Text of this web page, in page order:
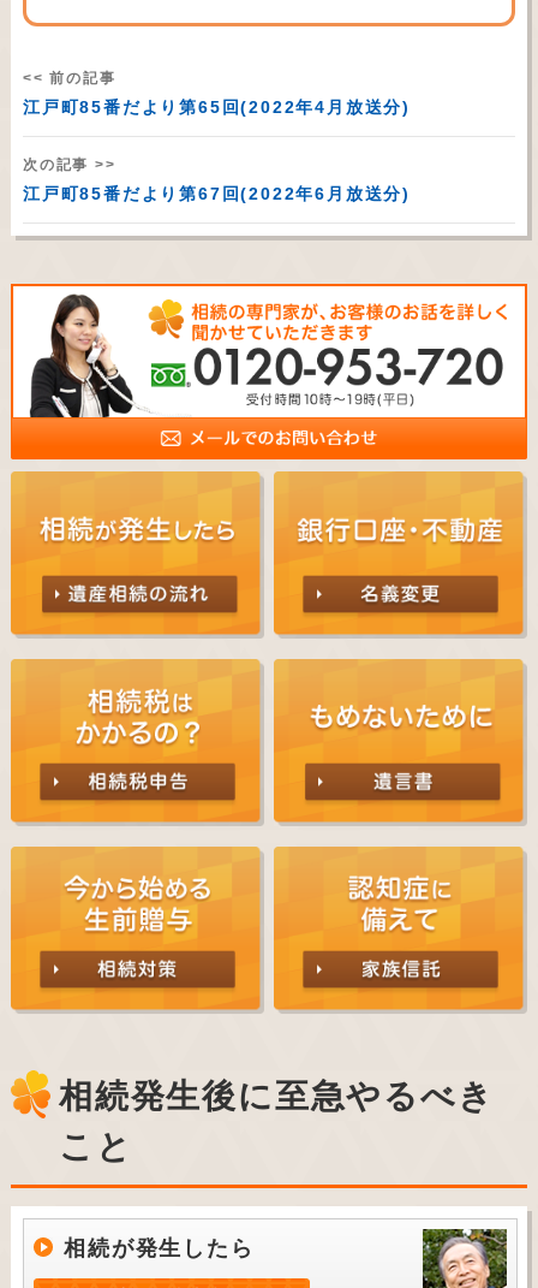
<< 前の記事
江戸町85番だより第65回(2022年4月放送分)
次の記事 >>
江戸町85番だより第67回(2022年6月放送分)
相続発生後に至急やるべき
こと
相続が発生したら